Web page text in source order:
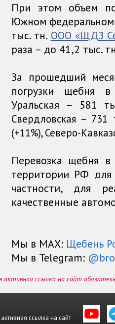
При этом объем
Южном федеральном
тыс. тн. ООО «ЩДЗ
раза – до 41,2 тыс.
За прошедший
погрузки щебня
Уральская – 581
Свердловская – 731
(+11%), Северо-
Перевозка щебня
территории РФ для
частности, для
качественные
Мы в МАХ: Щебень
Мы в Telegram:
активная ссылка на сайт
ссылка на сайт